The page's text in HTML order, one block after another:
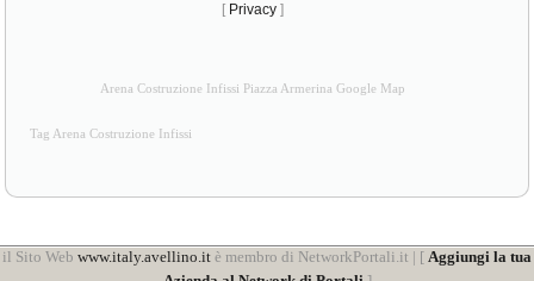
[ Privacy ]
Arena Costruzione Infissi Piazza Armerina Google Map
Tag Arena Costruzione Infissi
il Sito Web www.italy.avellino.it è membro di NetworkPortali.it | [ Aggiungi la tua